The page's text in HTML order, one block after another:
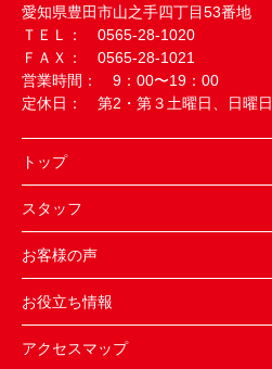
愛知県豊田市山之手四丁目53番地
ＴＥＬ： 0565-28-1020
ＦＡＸ： 0565-28-1021
営業時間： 9：00〜19：00
定休日： 第2・第３土曜日、日曜日
トップ
スタッフ
お客様の声
お役立ち情報
アクセスマップ